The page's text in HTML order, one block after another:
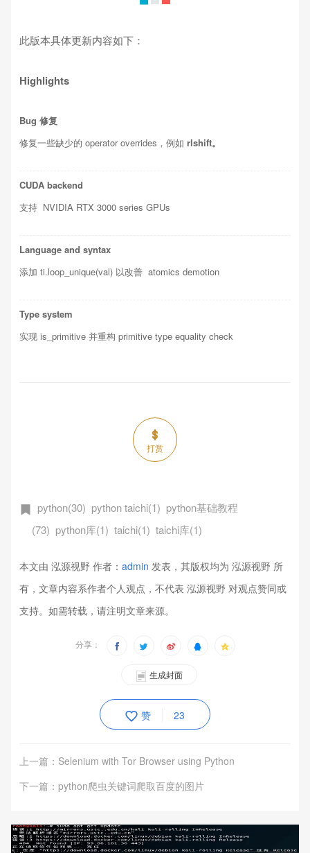
此版本具体更新内容如下：
Highlights
Bug 修复
修复一些缺少的 operator overrides，例如 rlshift。
CUDA backend
支持 NVIDIA RTX 3000 series GPUs
Language and syntax
添加 ti.loop_unique(val) 以改善 atomics demotion
Type system
实现 is_primitive 并重构 primitive type equality check
打赏
python(30) python taichi(1) python基础教程
(73) python库(1) taichi(1) taichi库(1)
本文由 泓源视野 作者： admin 发表，其版权均为 泓源视野 所
有，文章内容系作者个人观点，不代表 泓源视野 对观点赞同或
支持。如需转载，请注明文章来源。
分享：
生成封面
赞 23
上一篇：Selenium with Tor Browser using Python
下一篇：python爬虫关键词爬取百度的图片